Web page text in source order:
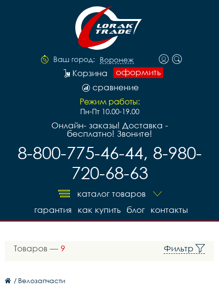
Ваш город: Воронеж
оформить
Корзина
сравнение
Режим работы:
Пн-Пт 10.00-19.00
Онлайн- заказы! Доставка -
бесплатно! Звоните!
8-800-775-46-44, 8-980-
720-68-63
каталог товаров
контакты
блог
как купить
гарантия
Товаров — 9 Фильтр
/ Велозапчасти